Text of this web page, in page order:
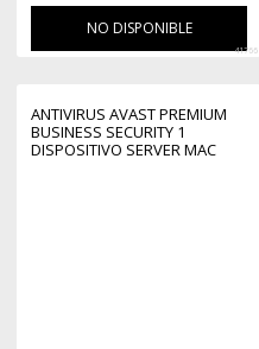
NO DISPONIBLE
41766
ANTIVIRUS AVAST PREMIUM
BUSINESS SECURITY 1
DISPOSITIVO SERVER MAC